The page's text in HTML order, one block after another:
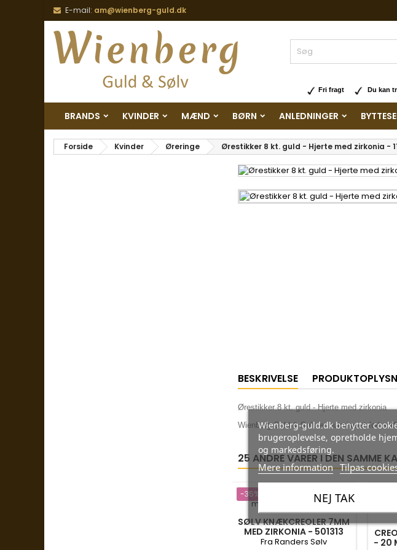
E-mail: am@wienberg-guld.dk
Fri fragt Du kan
BRANDS KVINDER MÆND BØRN ANLEDNINGER
Forside Kvinder Øreringe Ørestikker 8 kt. guld - Hjerte med zirkonia -
BESKRIVELSE
Ørestikker 8 kt. guld - Hjerte med zirkonia
Wienberg Guld & Sølv er autoriseret
25 ANDRE VARER I DEN SAMME
-35%
SØLV KNÆKCREOLER 7MM
MED ZIRKONIA - 501313
Fra Randers Sølv
- 20
Wienberg-guld.dk benytter
brugeroplevelse, opretholde
og markedsføring.
Mere information Tilpas
NEJ TAK